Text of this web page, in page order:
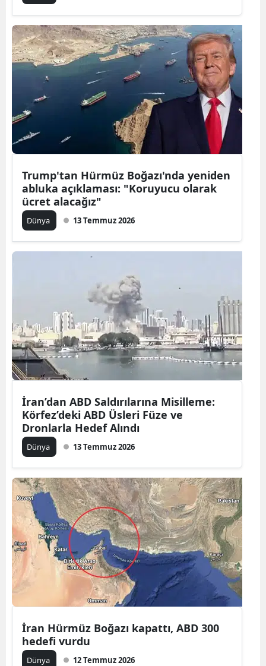
Trump'tan Hürmüz Boğazı'nda yeniden
abluka açıklaması: "Koruyucu olarak
ücret alacağız"
Dünya 13 Temmuz 2026
İran’dan ABD Saldırılarına Misilleme:
Körfez’deki ABD Üsleri Füze ve
Dronlarla Hedef Alındı
Dünya 13 Temmuz 2026
İran Hürmüz Boğazı kapattı, ABD 300
hedefi vurdu
Dünya 12 Temmuz 2026